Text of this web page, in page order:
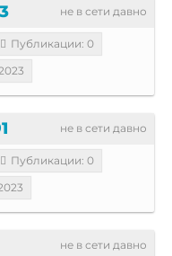
не в сети давно
Публикации: 0
не в сети давно
Публикации: 0
не в сети давно